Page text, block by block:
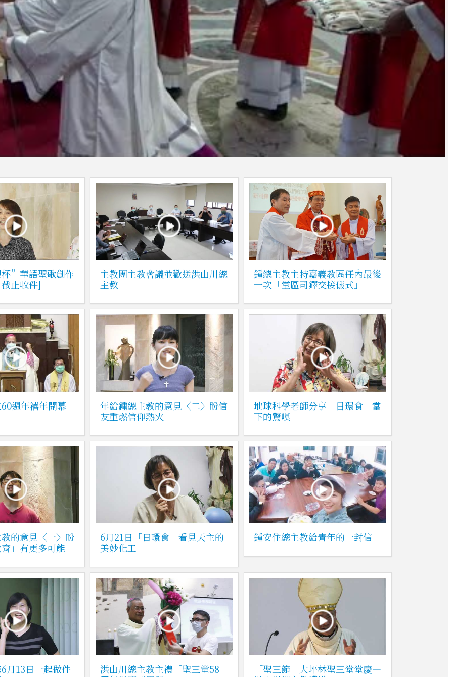
”華語聖歌創作
止收件]
主教團主教會議並歡送洪山川總
主教
鍾總主教主持嘉義教區任內最後
一次「堂區司鐸交接儀式」
週年禧年開幕
年給鍾總主教的意見〈二〉盼信
友重燃信仰熱火
地球科學老師分享「日環食」當
下的驚嘆
的意見〈一〉盼
」有更多可能
6月21日「日環食」看見天主的
美妙化工
鍾安住總主教給青年的一封信
月13日一起做件
洪山川總主教主禮「聖三堂58
「聖三節」大坪林聖三堂堂慶—